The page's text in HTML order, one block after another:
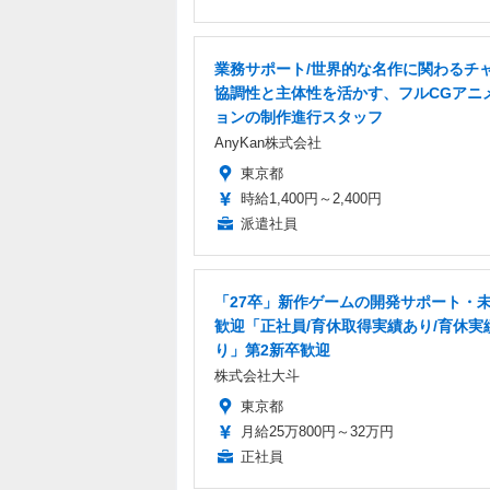
業務サポート/世界的な名作に関わるチ
協調性と主体性を活かす、フルCGアニ
ョンの制作進行スタッフ
AnyKan株式会社
東京都
時給1,400円～2,400円
派遣社員
「27卒」新作ゲームの開発サポート・
歓迎「正社員/育休取得実績あり/育休実
り」第2新卒歓迎
株式会社大斗
東京都
月給25万800円～32万円
正社員